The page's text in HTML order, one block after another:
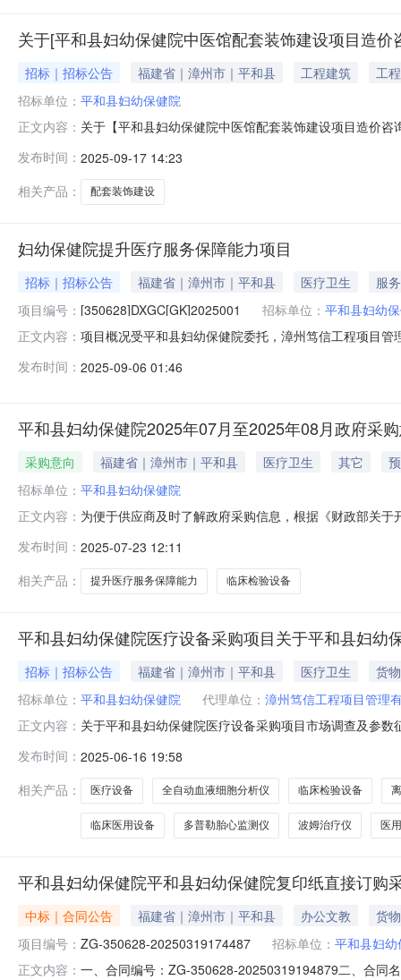
关于[平和县妇幼保健院中医馆配套装饰建设项目造
招标｜招标公告 福建省｜漳州市｜平和县 工程建筑
工程
招标单位： 平和县妇幼保健院
正文内容： 关于【平和县妇幼保健院中医馆配套装饰建设项目造价
咨询预算单位随机抽取项目预估造价（万元）：30服务
标时间有
发布时间： 2025-09-17 14:23
相关产品：
配套装饰建设
妇幼保健院提升医疗服务保障能力项目
招标｜招标公告 福建省｜漳州市｜平和县 医疗卫生
服务
项目编号： [350628]DXGC[GK]2025001 招标单位： 平和县妇幼
正文内容： 项目概况受平和县妇幼保健院委托，漳州笃信工程项目
件，并于2025年09月26日09时30分00秒（北京时间）
发布时间： 2025-09-06 01:46
平和县妇幼保健院2025年07月至2025年08月政府采
采购意向 福建省｜漳州市｜平和县 医疗卫生 其它
招标单位： 平和县妇幼保健院
正文内容： 为便于供应商及时了解政府采购信息，根据《财政部关
一步强化卫生体系服务功能，提升妇幼保健公共卫生服
次公开的采购意向是
发布时间： 2025-07-23 12:11
相关产品：
提升医疗服务保障能力 临床检验设备
平和县妇幼保健院医疗设备采购项目关于平和县妇
招标｜招标公告 福建省｜漳州市｜平和县 医疗卫生
货物
招标单位： 平和县妇幼保健院 代理单位： 漳州笃信工程项目管理
正文内容： 关于平和县妇幼保健院医疗设备采购项目市场调查及参
全、性能稳定、操作简便安全，具有良好的升级能力，
流程组织采购采购，中标产品不限于此次参与市场调
发布时间： 2025-06-16 19:58
相关产品：
医疗设备 全自动血液细胞分析仪 临床检验设备
临床医用设备 多普勒胎心监测仪 波姆治疗仪 医
平和县妇幼保健院平和县妇幼保健院复印纸直接订购
中标｜合同公告 福建省｜漳州市｜平和县 办公文教
货物
项目编号： ZG-350628-20250319174487 招标单位： 平和县妇
正文内容： 一、合同编号：ZG-350628-20250319194879二、合同